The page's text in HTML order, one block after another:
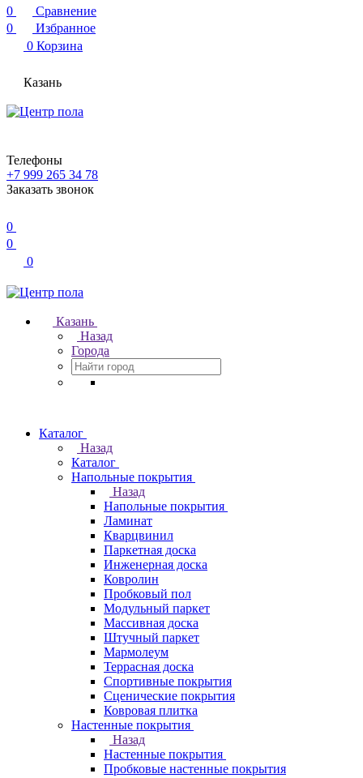
0
Сравнение
0
Избранное
0 Корзина
Казань
Телефоны
+7 999 265 34 78
Заказать звонок
0
0
0
Казань
Назад
Города
Каталог
Назад
Каталог
Напольные покрытия
Назад
Напольные покрытия
Ламинат
Кварцвинил
Паркетная доска
Инженерная доска
Ковролин
Пробковый пол
Модульный паркет
Массивная доска
Штучный паркет
Мармолеум
Террасная доска
Спортивные покрытия
Сценические покрытия
Ковровая плитка
Настенные покрытия
Назад
Настенные покрытия
Пробковые настенные покрытия